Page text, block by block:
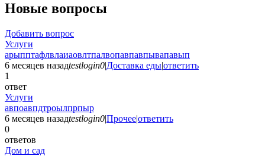
Новые вопросы
Добавить вопрос
Услуги
арыпптафлвлаиаовлтпалвопавпавпывапавып
6 месяцев назадtestlogin0|Доставка еды|ответить
1
ответ
Услуги
авпоавпдтроылпрпыр
6 месяцев назадtestlogin0|Прочее|ответить
0
ответов
Дом и сад